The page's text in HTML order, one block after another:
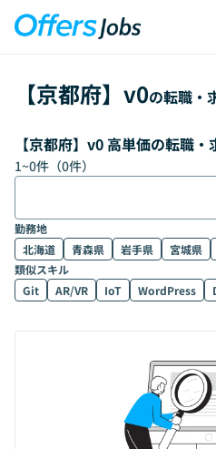
【京都府】 v0の転職・
【京都府】v0 高単価の転職
1~0件（0件）
勤務地
北海道
青森県 岩手県 宮城県
類似スキル
Git
AR/VR IoT WordPress